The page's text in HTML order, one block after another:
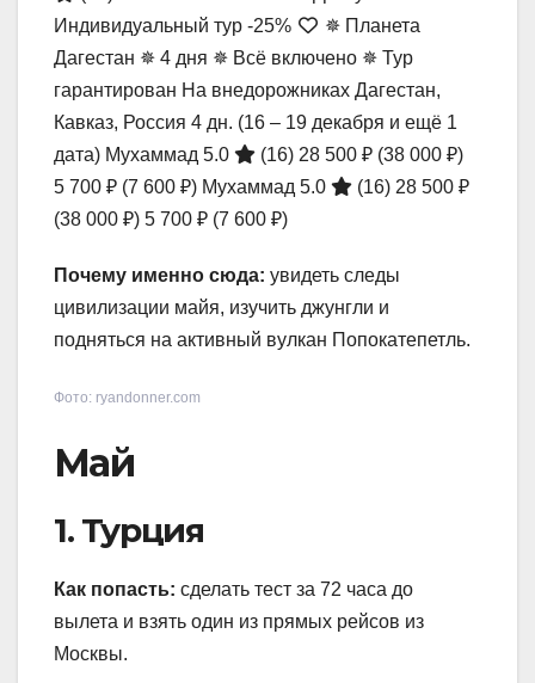
Индивидуальный тур -25%
✵ Планета
Дагестан ✵ 4 дня ✵ Всё включено ✵ Тур
гарантирован На внедорожниках Дагестан,
Кавказ, Россия 4 дн. (16 – 19 декабря и ещё 1
дата) Мухаммад 5.0 (16) 28 500 ₽ (38 000 ₽)
5 700 ₽ (7 600 ₽) Мухаммад 5.0 (16) 28 500 ₽
(38 000 ₽) 5 700 ₽ (7 600 ₽)
Почему именно сюда: увидеть следы
цивилизации майя, изучить джунгли и
подняться на активный вулкан Попокатепетль.
Фото: ryandonner.com
Май
1. Турция
Как попасть: сделать тест за 72 часа до
вылета и взять один из прямых рейсов из
Москвы.